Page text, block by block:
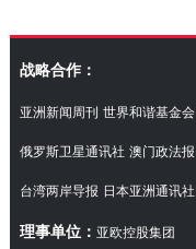
战略合作：
亚洲新闻周刊 世界和谐基金会
俄罗斯卫星通讯社 澳门政法报
台湾两岸导报 日本亚洲通讯社
理事单位： 亚欧控股集团